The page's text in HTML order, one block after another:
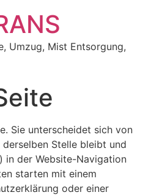
Umzug, Mist Entsorgung,
Sie unterscheidet sich von
Stelle bleibt und
in der Website-Navigation
starten mit einem
oder einer